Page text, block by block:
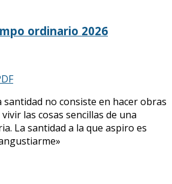
ordinario 2026
santidad no consiste en hacer obras
las cosas sencillas de una
La santidad a la que aspiro es